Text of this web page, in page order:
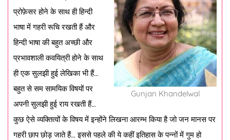
Gunjan Khandelwal
प्रोफ़ेसर होने के साथ ही हिन्दी
भाषा में गहरी रूचि रखती हैं और
हिन्दी भाषा की बहुत अच्छी और
प्रभावशाली कवयित्री होने के साथ
ही एक सुलझी हुई लेखिका भी हैं…
बहुत से सम सामयिक विषयों पर
अपनी सुलझी हुई राय रखती हैं…
कुछ ऐसे व्यक्तित्वों के विषय में इन्होंने लिखना आरम्भ किया है जो जन मानस पर
गहरी छाप छोड़ जाते हैं… इससे पहले की ये कहीं इतिहास के पन्नों में गुम हो